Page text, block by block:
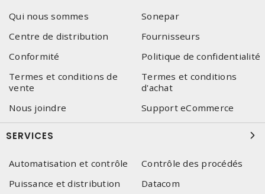
Qui nous sommes
Sonepar
Centre de distribution
Fournisseurs
Conformité
Politique de confidentialité
Termes et conditions de
vente
Termes et conditions
d'achat
Nous joindre
Support eCommerce
SERVICES
Automatisation et contrôle
Contrôle des procédés
Puissance et distribution
Datacom